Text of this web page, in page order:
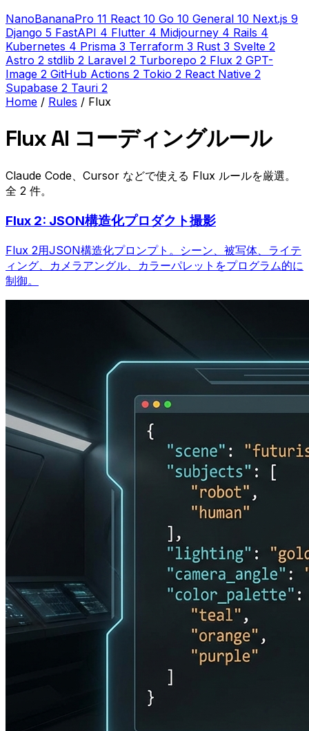
NanoBananaPro 11 React 10 Go 10 General 10 Next.js 9
Django 5 FastAPI 4 Flutter 4 Midjourney 4 Rails 4
Kubernetes 4 Prisma 3 Terraform 3 Rust 3 Svelte 2
Astro 2 stdlib 2 Laravel 2 Turborepo 2 Flux 2 GPT-
Image 2 GitHub Actions 2 Tokio 2 React Native 2
Supabase 2 Tauri 2
Home / Rules / Flux
Flux AI コーディングルール
Claude Code、Cursor などで使える Flux ルールを厳選。
全 2 件。
Flux 2: JSON構造化プロダクト撮影
Flux 2用JSON構造化プロンプト。シーン、被写体、ライテ
ィング、カメラアングル、カラーパレットをプログラム的に
制御。